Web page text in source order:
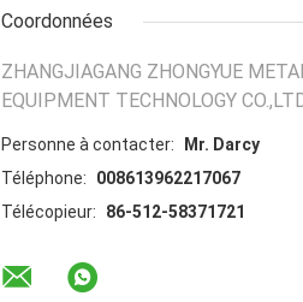
Coordonnées
ZHANGJIAGANG ZHONGYUE
EQUIPMENT TECHNOLOGY
Personne à contacter:
Mr. Darcy
Téléphone:
008613962217067
Télécopieur:
86-512-58371721